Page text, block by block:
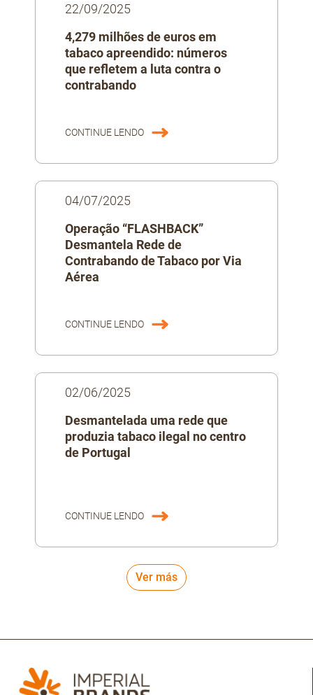
22/09/2025
4,279 milhões de euros em
tabaco apreendido: números
que refletem a luta contra o
contrabando
CONTINUE LENDO
04/07/2025
Operação “FLASHBACK”
Desmantela Rede de
Contrabando de Tabaco por Via
Aérea
CONTINUE LENDO
02/06/2025
Desmantelada uma rede que
produzia tabaco ilegal no centro
de Portugal
CONTINUE LENDO
Ver más